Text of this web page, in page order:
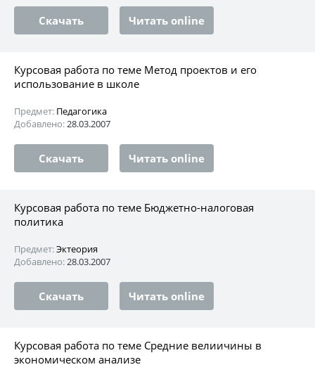
Скачать Читать online
Курсовая работа по теме Метод проектов и его
использование в школе
Предмет: Педагогика
Добавлено:28.03.2007
Скачать Читать online
Курсовая работа по теме Бюджетно-налоговая
политика
Предмет:Эктеория
Добавлено:28.03.2007
Скачать Читать online
Курсовая работа по теме Средние велиичины в
экономическом анализе